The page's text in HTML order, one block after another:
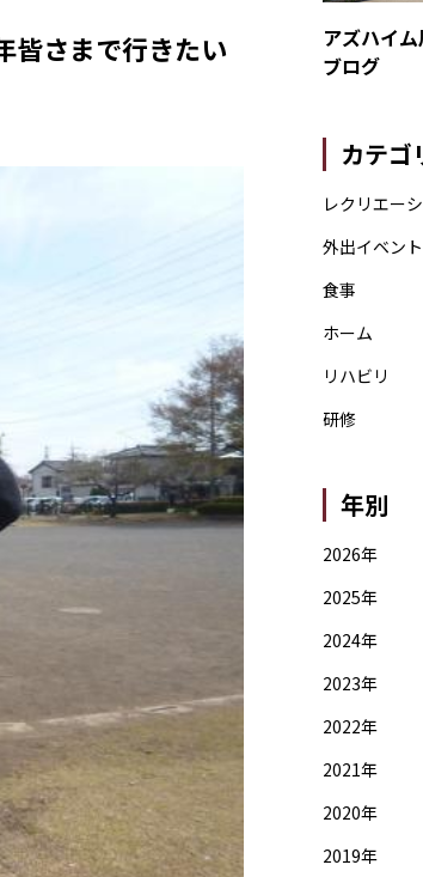
皆さまで行きたい
アズハイ
ブログ
カテゴ
レクリエー
外出イベント
食事
ホーム
リハビリ
研修
年別
2026年
2025年
2024年
2023年
2022年
2021年
2020年
2019年